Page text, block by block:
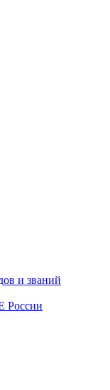
и званий
России